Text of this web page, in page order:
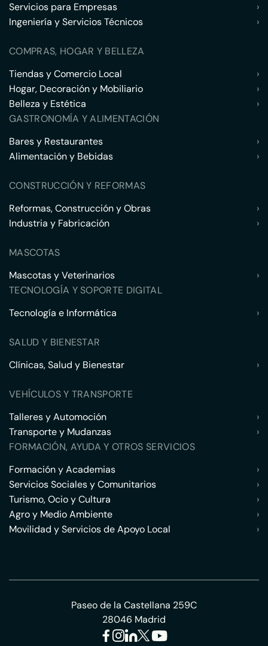
Servicios para Empresas
›
Ingeniería y Servicios Técnicos
›
COMPRAS, HOGAR Y BELLEZA
Tiendas y Comercio Local
›
Hogar, Decoración y Mobiliario
›
Belleza y Estética
›
GASTRONOMÍA Y ALIMENTACIÓN
Bares y Restaurantes
›
Alimentación y Bebidas
›
CONSTRUCCIÓN Y REFORMAS
Reformas, Construcción y Obras
›
Industria y Fabricación
›
MASCOTAS
Mascotas y Veterinarios
›
TECNOLOGÍA Y SOPORTE DIGITAL
Tecnología e Informática
›
SALUD Y BIENESTAR
Clínicas, Salud y Bienestar
›
VEHÍCULOS Y TRANSPORTE
Talleres y Automoción
›
Transporte y Mudanzas
›
FORMACIÓN, AYUDA Y OTROS SERVICIOS
Formación y Academias
›
Servicios Sociales y Comunitarios
›
Turismo, Ocio y Cultura
›
Agro y Medio Ambiente
›
Movilidad y Servicios de Apoyo Local
›
Paseo de la Castellana 259C
28046 Madrid